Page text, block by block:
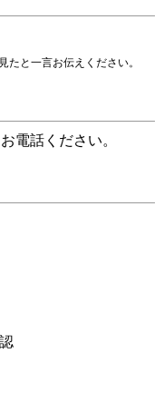
たと一言お伝えください。
電話ください。